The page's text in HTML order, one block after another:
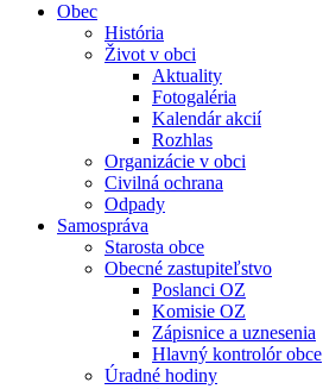
Obec
História
Život v obci
Aktuality
Fotogaléria
Kalendár akcií
Rozhlas
Organizácie v obci
Civilná ochrana
Odpady
Samospráva
Starosta obce
Obecné zastupiteľstvo
Poslanci OZ
Komisie OZ
Zápisnice a uznesenia
Hlavný kontrolór obce
Úradné hodiny